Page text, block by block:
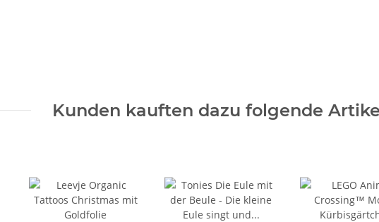
Kunden kauften dazu folgende